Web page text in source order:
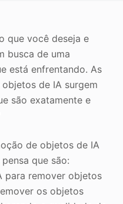
que você deseja e
busca de uma
está enfrentando. As
de IA surgem
são exatamente e
de objetos de IA
que são:
para remover objetos
os objetos